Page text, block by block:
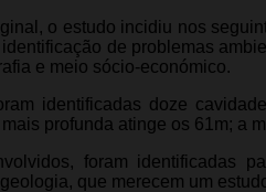
o estudo incidiu nos
de problemas
e meio sócio-económico.
identificadas doze
profunda atinge os 61m; a
foram identificadas
que merecem um